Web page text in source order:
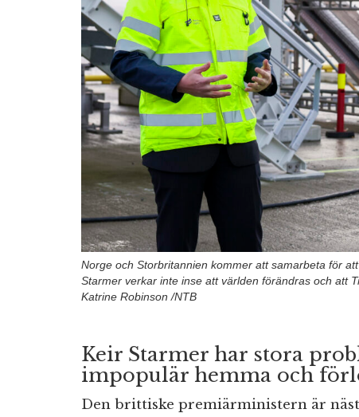
Norge och Storbritannien kommer att samarbeta för
Starmer verkar inte inse att världen förändras och att
Katrine Robinson /NTB
Keir Starmer har stora
impopulär hemma och
Den brittiske premiärministern är